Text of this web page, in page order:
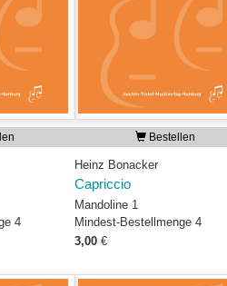
4
Bestellen
Heinz Bonacker
Capriccio
Mandoline 1
Mindest-Bestellmenge 4
3,00 €